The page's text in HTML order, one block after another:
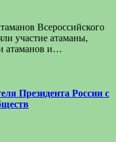
Всероссийского
участие атаманы,
атаманов и…
Президента России с